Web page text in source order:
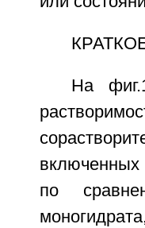
На
по